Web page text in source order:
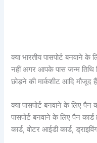
क्या भारतीय पासपोर्ट बनवाने
नहीं अगर आपके पास जन्म
छोड़ने की मार्कशीट आदि मौजूद
क्या पासपोर्ट बनवाने के लिए पैन
पासपोर्ट बनवाने के लिए पैन
कार्ड, वोटर आईडी कार्ड,